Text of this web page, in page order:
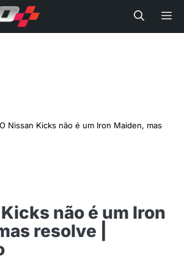
O Nissan Kicks não é um Iron Maiden, mas
não é um Iron
resolve |